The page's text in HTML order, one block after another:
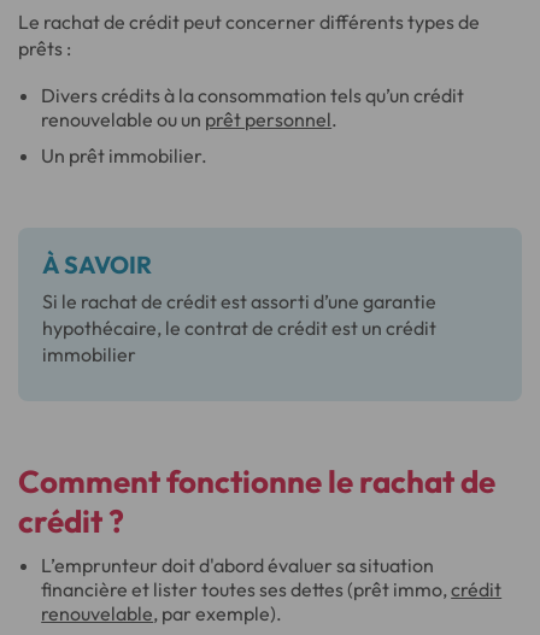
Le rachat de crédit peut concerner différents types de
prêts :
Divers crédits à la consommation tels qu’un crédit
renouvelable ou un prêt personnel.
Un prêt immobilier.
À SAVOIR
Si le rachat de crédit est assorti d’une garantie
hypothécaire, le contrat de crédit est un crédit
immobilier
Comment fonctionne le rachat de
crédit ?
L’emprunteur doit d'abord évaluer sa situation
financière et lister toutes ses dettes (prêt immo,crédit
renouvelable, par exemple).